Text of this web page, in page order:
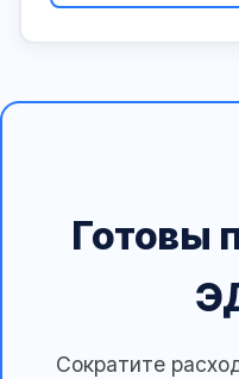
Готовы
Сократите